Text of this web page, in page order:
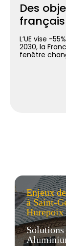
Des
français
L’UE vise -
2030, la
fenêtre
Enjeux
à Saint-
Hurepoix
Solutions